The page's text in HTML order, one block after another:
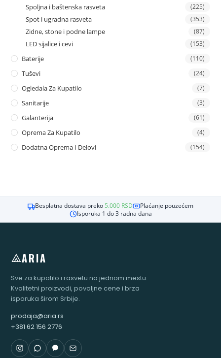
Spoljna i baštenska rasveta (225)
Spot i ugradna rasveta (353)
Zidne, stone i podne lampe (87)
LED sijalice i cevi (153)
Baterije (110)
Tuševi (24)
Ogledala Za Kupatilo (7)
Sanitarije (3)
Galanterija (61)
Oprema Za Kupatilo (4)
Dodatna Oprema I Delovi (154)
Besplatna dostava preko 5.000 RSD
Plaćanje pouzećem
Isporuka 1 do 3 radna dana
ARIA
Sve za kupatilo i rasvetu na jednom mestu.
Kvalitetni proizvodi, povoljne cene i brza
isporuka širom Srbije.
prodaja@aria.rs
+381 62 156 2776